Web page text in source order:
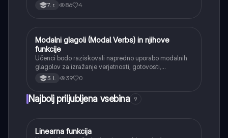
7. r. 86 4
Angleščina
Modalni glagoli (Modal Verbs) in njihove
funkcije
Učenci bodo raziskovali napredno uporabo modalnih
glagolov za izražanje verjetnosti, gotovosti,
dedukcije, obveznosti, možnosti in sposobnosti v
različnih kontekstih in časih.
3. l. 39 0
Najbolj priljubljena vsebina 9
Matematika
Linearna funkcija